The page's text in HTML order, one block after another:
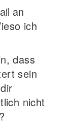
an
ich
dass
sein
nicht